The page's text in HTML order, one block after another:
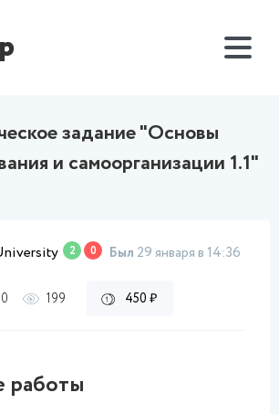
задание "Основы
и самоорганизации 1.1"
2 0 Был 29 января в 14:36
0 199 450 ₽
работы